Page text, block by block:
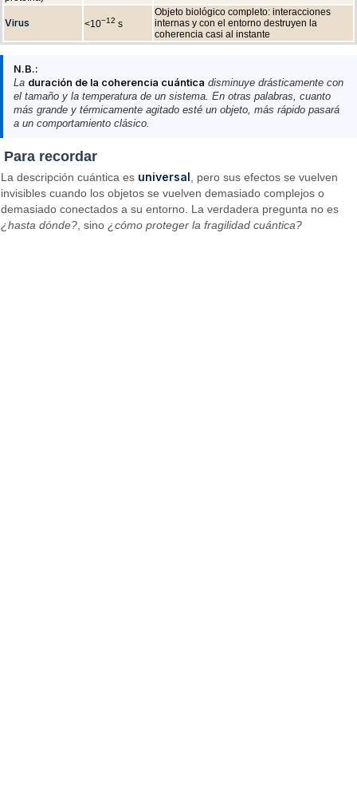
Virus <10−12 s
Objeto biológico completo: interacciones
internas y con el entorno destruyen la
coherencia casi al instante
N.B.:
La duración de la coherencia cuántica disminuye drásticamente con
el tamaño y la temperatura de un sistema. En otras palabras, cuanto
más grande y térmicamente agitado esté un objeto, más rápido pasará
a un comportamiento clásico.
Para recordar
La descripción cuántica es universal , pero sus efectos se vuelven
invisibles cuando los objetos se vuelven demasiado complejos o
demasiado conectados a su entorno. La verdadera pregunta no es
¿hasta dónde? , sino ¿cómo proteger la fragilidad cuántica?